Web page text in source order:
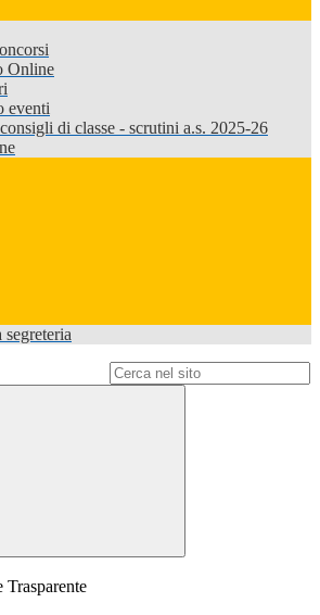
Online
eventi
di classe - scrutini a.s. 2025-26